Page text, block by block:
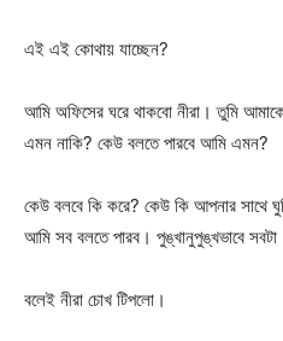
এই এই কোথায় যাচ্ছেন?
আমি অফিসের ঘরে থাকবো নীরা। তুমি
এমন নাকি? কেউ বলতে পারবে আমি এমন?
কেউ বলবে কি করে? কেউ কি আপনার সাথে
আমি সব বলতে পারব। পুঙ্খানুপুঙ্খভাবে
বলেই নীরা চোখ টিপলো।